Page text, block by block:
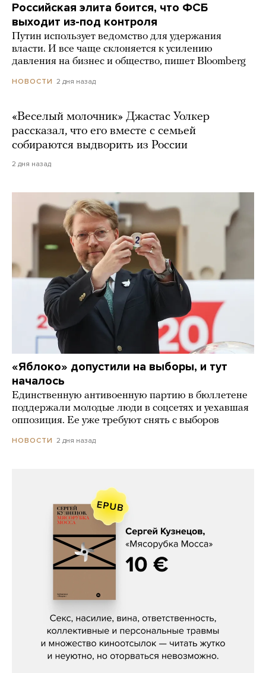
Российская элита боится, что ФСБ
выходит из-под контроля
Путин использует ведомство для удержания
власти. И все чаще склоняется к усилению
давления на бизнес и общество, пишет Bloomberg
НОВОСТИ 2 дня назад
«Веселый молочник» Джастас Уолкер
рассказал, что его вместе с семьей
собираются выдворить из России
2 дня назад
«Яблоко» допустили на выборы, и тут
началось
Единственную антивоенную партию в бюллетене
поддержали молодые люди в соцсетях и уехавшая
оппозиция. Ее уже требуют снять с выборов
НОВОСТИ 2 дня назад
Сергей Кузнецов, «Мясорубка